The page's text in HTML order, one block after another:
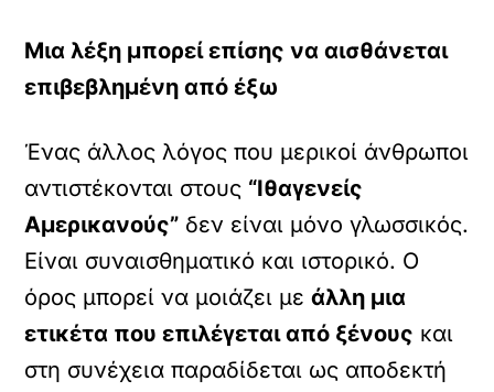
Μια λέξη μπορεί επίσης να αισθάνεται
επιβεβλημένη από έξω
Ένας άλλος λόγος που μερικοί άνθρωποι
αντιστέκονται στους “Ιθαγενείς
Αμερικανούς” δεν είναι μόνο γλωσσικός.
Είναι συναισθηματικό και ιστορικό. Ο
όρος μπορεί να μοιάζει μεάλλη μια
ετικέτα που επιλέγεται από ξένους και
στη συνέχεια παραδίδεται ως αποδεκτή